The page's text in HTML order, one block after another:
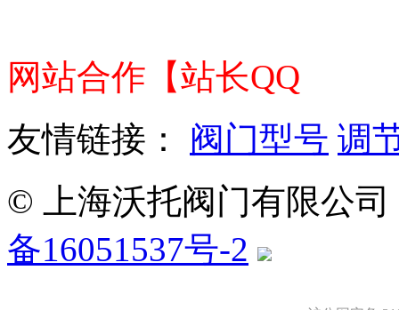
网站合作【站长QQ
友情链接： 阀门型号 调
© 上海沃托阀门有限公
备16051537号-2